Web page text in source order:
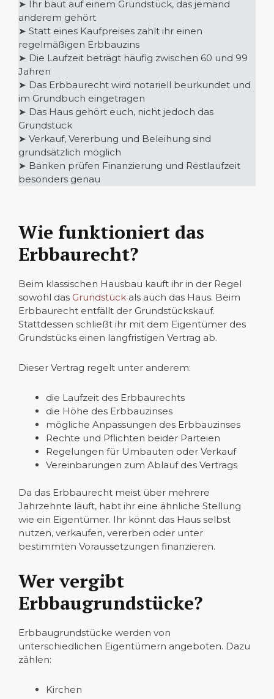
➤ Ihr baut auf einem Grundstück, das jemand
anderem gehört
➤ Statt eines Kaufpreises zahlt ihr einen
regelmäßigen Erbbauzins
➤ Die Laufzeit beträgt häufig zwischen 60 und 99
Jahren
➤ Das Erbbaurecht wird notariell beurkundet und
im Grundbuch eingetragen
➤ Das Haus gehört euch, nicht jedoch das
Grundstück
➤ Verkauf, Vererbung und Beleihung sind
grundsätzlich möglich
➤ Banken prüfen Finanzierung und Restlaufzeit
besonders genau
Wie funktioniert das
Erbbaurecht?
Beim klassischen Hausbau kauft ihr in der Regel
sowohl das Grundstück als auch das Haus. Beim
Erbbaurecht entfällt der Grundstückskauf.
Stattdessen schließt ihr mit dem Eigentümer des
Grundstücks einen langfristigen Vertrag ab.
Dieser Vertrag regelt unter anderem:
die Laufzeit des Erbbaurechts
die Höhe des Erbbauzinses
mögliche Anpassungen des Erbbauzinses
Rechte und Pflichten beider Parteien
Regelungen für Umbauten oder Verkauf
Vereinbarungen zum Ablauf des Vertrags
Da das Erbbaurecht meist über mehrere
Jahrzehnte läuft, habt ihr eine ähnliche Stellung
wie ein Eigentümer. Ihr könnt das Haus selbst
nutzen, verkaufen, vererben oder unter
bestimmten Voraussetzungen finanzieren.
Wer vergibt
Erbbaugrundstücke?
Erbbaugrundstücke werden von
unterschiedlichen Eigentümern angeboten. Dazu
zählen:
Kirchen